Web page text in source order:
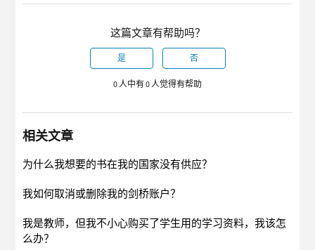
这篇文章有帮助吗？
是 否
0 人中有 0 人觉得有帮助
相关文章
为什么我想要的书在我的国家没有供应？
我如何取消或删除我的剑桥账户？
我是教师，但我不小心购买了学生用的学习资料，我该怎
么办？